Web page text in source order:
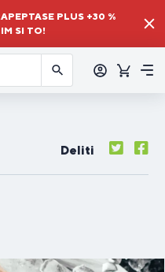
PLUS +30 %
SI TO!
Deliti